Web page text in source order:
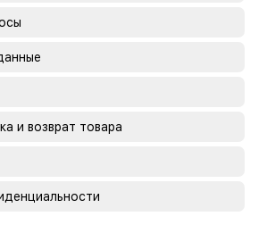
и возврат товара